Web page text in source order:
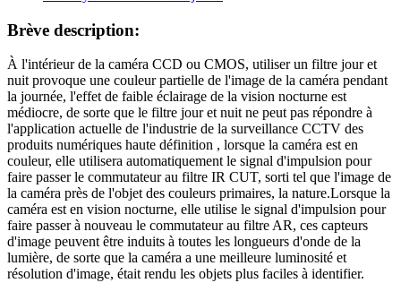
Brève description:
À l'intérieur de la caméra CCD ou CMOS, utiliser un filtre jour et
nuit provoque une couleur partielle de l'image de la caméra pendant
la journée, l'effet de faible éclairage de la vision nocturne est
médiocre, de sorte que le filtre jour et nuit ne peut pas répondre à
l'application actuelle de l'industrie de la surveillance CCTV des
produits numériques haute définition , lorsque la caméra est en
couleur, elle utilisera automatiquement le signal d'impulsion pour
faire passer le commutateur au filtre IR CUT, sorti tel que l'image de
la caméra près de l'objet des couleurs primaires, la nature.Lorsque la
caméra est en vision nocturne, elle utilise le signal d'impulsion pour
faire passer à nouveau le commutateur au filtre AR, ces capteurs
d'image peuvent être induits à toutes les longueurs d'onde de la
lumière, de sorte que la caméra a une meilleure luminosité et
résolution d'image, était rendu les objets plus faciles à identifier.